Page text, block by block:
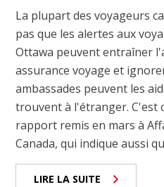
La plupart des voyageurs
pas que les alertes aux
Ottawa peuvent entraîner
assurance voyage et
ambassades peuvent les
trouvent à l'étranger. C'est
rapport remis en mars à
Canada, qui indique aussi
LIRE LA SUITE